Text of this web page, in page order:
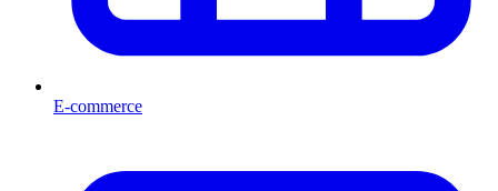
E-commerce